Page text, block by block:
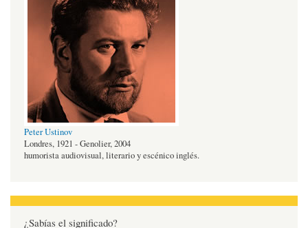
Peter Ustinov
Londres, 1921 - Genolier, 2004
humorista audiovisual, literario y escénico inglés.
¿Sabías el significado?